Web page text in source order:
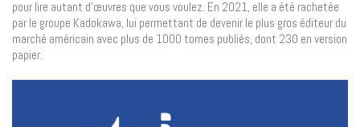
pour lire autant d’œuvres que vous voulez. En 2021, elle a été rachetée
par le groupe Kadokawa, lui permettant de devenir le plus gros éditeur du
marché américain avec plus de 1000 tomes publiés, dont 230 en version
papier.